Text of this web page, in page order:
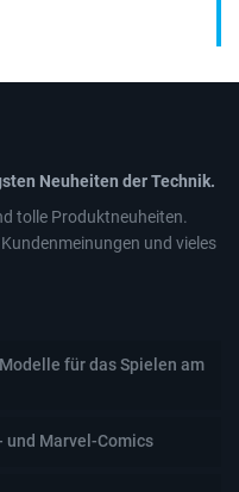
Neuheiten der Technik.
tolle Produktneuheiten.
und vieles
für das Spielen am
und Marvel-Comics